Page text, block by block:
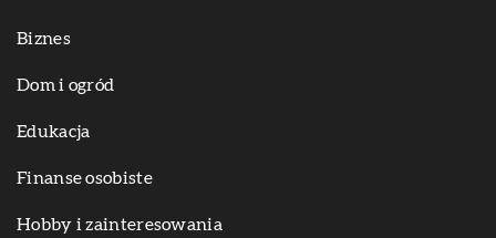
Biznes
Dom i ogród
Edukacja
Finanse osobiste
Hobby i zainteresowania